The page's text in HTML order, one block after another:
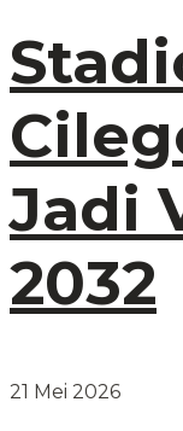
Jadi
2032
21 Mei 2026